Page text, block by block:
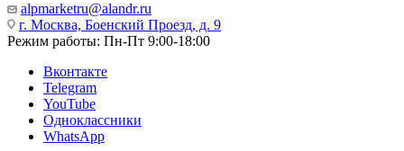
alpmarketru@alandr.ru
г. Москва, Боенский Проезд, д. 9
Режим работы: Пн-Пт 9:00-18:00
Вконтакте
Telegram
YouTube
Одноклассники
WhatsApp